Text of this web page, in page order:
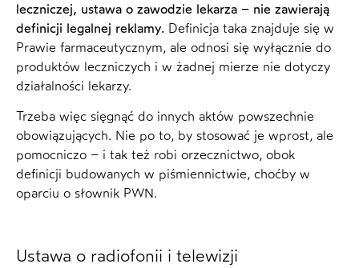
leczniczej, ustawa o zawodzie lekarza – nie zawierają
definicji legalnej reklamy. Definicja taka znajduje się w
Prawie farmaceutycznym, ale odnosi się wyłącznie do
produktów leczniczych i w żadnej mierze nie dotyczy
działalności lekarzy.
Trzeba więc sięgnąć do innych aktów powszechnie
obowiązujących. Nie po to, by stosować je wprost, ale
pomocniczo – i tak też robi orzecznictwo, obok
definicji budowanych w piśmiennictwie, choćby w
oparciu o słownik PWN.
Ustawa o radiofonii i telewizji